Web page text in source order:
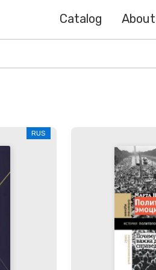
Catalog About
RUS